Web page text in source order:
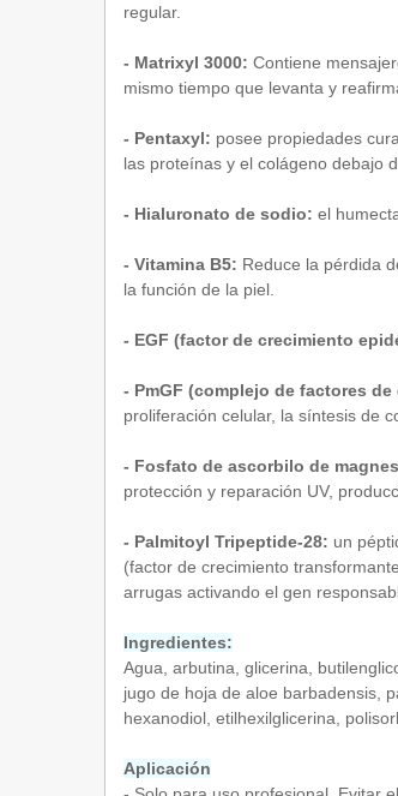
regular.
- Matrixyl 3000: Contiene
mismo tiempo que levanta y
- Pentaxyl: posee propiedades
las proteínas y el colágeno debajo
- Hialuronato de sodio: el
- Vitamina B5: Reduce la pérdida
la función de la piel.
- EGF (factor de crecimiento
- PmGF (complejo de factores
proliferación celular, la síntesis de
- Fosfato de ascorbilo de
protección y reparación UV,
- Palmitoyl Tripeptide-28: un
(factor de crecimiento
arrugas activando el gen
Ingredientes:
Agua, arbutina, glicerina,
jugo de hoja de aloe barbadensis,
hexanodiol, etilhexilglicerina,
Aplicación